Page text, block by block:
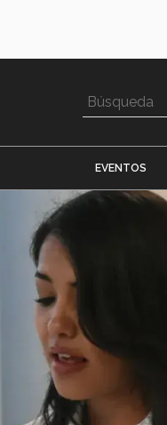
EVENTOS